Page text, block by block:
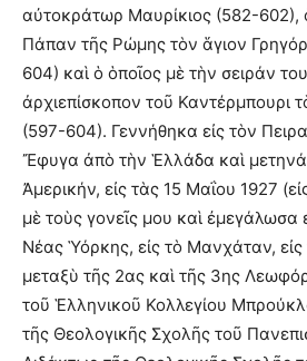
αὐτοκράτωρ Μαυρίκιος (582-602),
Πάπαν τῆς Ρώμης τὸν ἅγιον
604) καὶ ὁ ὁποῖος μὲ τὴν σειράν
ἀρχιεπίσκοπον τοῦ Καντέρμπουρι
(597-604). Γεννήθηκα εἰς τὸν
Ἔφυγα ἀπὸ τὴν Ἑλλάδα καὶ
Ἀμερικήν, εἰς τὰς 15 Μαΐου 1927
μὲ τοὺς γονεῖς μου καὶ ἐμεγάλωσα
Νέας Ὑόρκης, εἰς τὸ Μανχάταν,
μεταξὺ τῆς 2ας καὶ τῆς 3ης
τοῦ Ἑλληνικοῦ Κολλεγίου
τῆς Θεολογικῆς Σχολῆς τοῦ